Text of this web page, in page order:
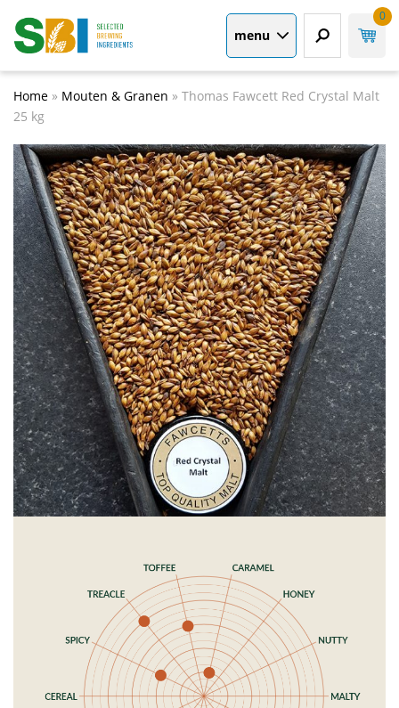
menu
0
Home » Mouten & Granen » Thomas Fawcett Red Crystal Malt
25 kg